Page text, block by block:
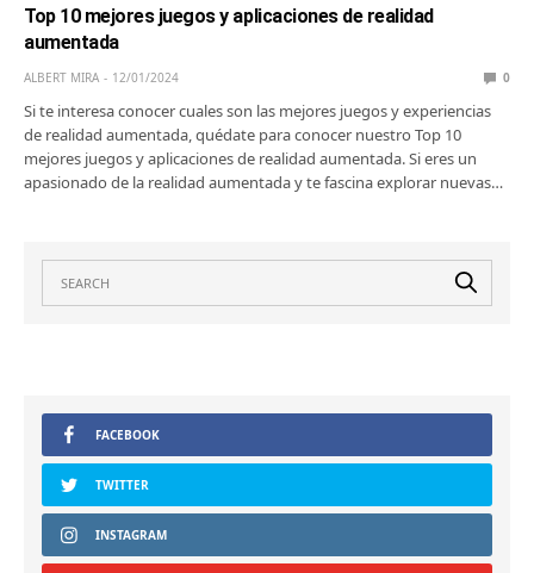
Top 10 mejores juegos y aplicaciones de realidad
aumentada
ALBERT MIRA 12/01/2024 0
Si te interesa conocer cuales son las mejores juegos y experiencias
de realidad aumentada, quédate para conocer nuestro Top 10
mejores juegos y aplicaciones de realidad aumentada. Si eres un
apasionado de la realidad aumentada y te fascina explorar nuevas…
FACEBOOK
TWITTER
INSTAGRAM